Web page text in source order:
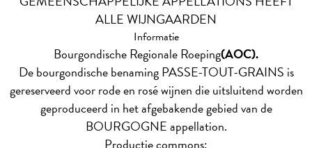
ALLE WIJNGAARDEN
Informatie
Bourgondische Regionale Roeping(AOC).
De bourgondische benaming PASSE-TOUT-GRAINS is
gereserveerd voor rode en rosé wijnen die uitsluitend worden
geproduceerd in het afgebakende gebied van de
BOURGOGNE appellation.